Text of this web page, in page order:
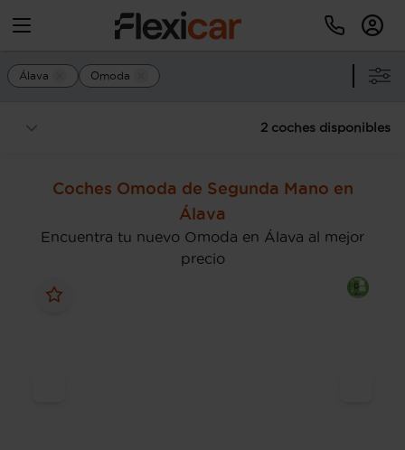
Álava Omoda
2 coches disponibles
Coches Omoda de Segunda Mano en
Álava
Encuentra tu nuevo Omoda en Álava al mejor
precio